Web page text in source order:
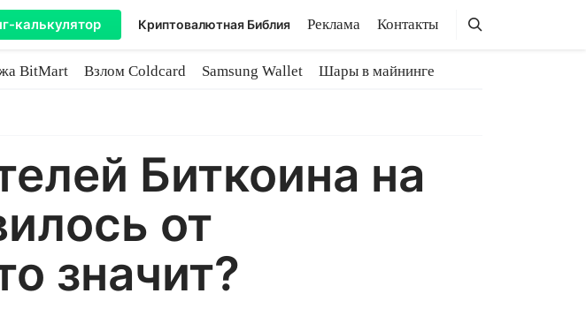
калькулятор Криптовалютная Библия Реклама Контакты Поиск
Поиск
BitMart Взлом Coldcard Samsung Wallet
Шары в майнинге
Биткоина на
от
значит?